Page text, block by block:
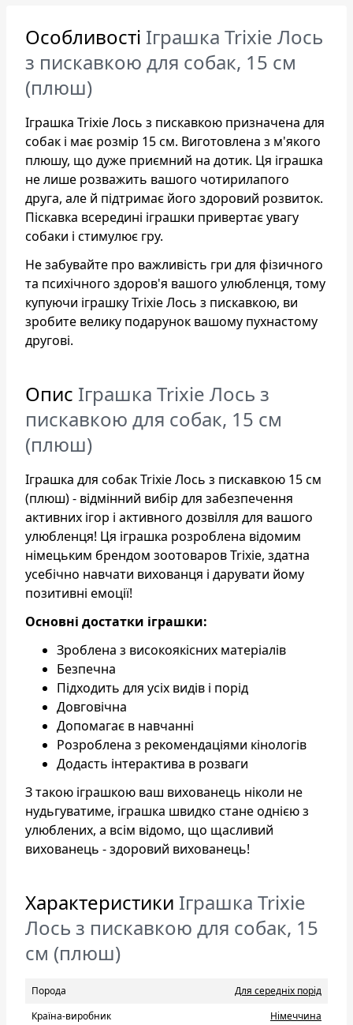
Особливості Іграшка Trixie Лось
з пискавкою для собак, 15 см
(плюш)
Іграшка Trixie Лось з пискавкою призначена для
собак і має розмір 15 см. Виготовлена з м'якого
плюшу, що дуже приємний на дотик. Ця іграшка
не лише розважить вашого чотирилапого
друга, але й підтримає його здоровий розвиток.
Піскавка всередині іграшки привертає увагу
собаки і стимулює гру.
Не забувайте про важливість гри для фізичного
та психічного здоров'я вашого улюбленця, тому
купуючи іграшку Trixie Лось з пискавкою, ви
зробите велику подарунок вашому пухнастому
другові.
Опис Іграшка Trixie Лось з
пискавкою для собак, 15 см
(плюш)
Іграшка для собак Trixie Лось з пискавкою 15 см
(плюш) - відмінний вибір для забезпечення
активних ігор і активного дозвілля для вашого
улюбленця! Ця іграшка розроблена відомим
німецьким брендом зоотоваров Trixie, здатна
усебічно навчати вихованця і дарувати йому
позитивні емоції!
Основні достатки іграшки:
Зроблена з високоякісних матеріалів
Безпечна
Підходить для усіх видів і порід
Довговічна
Допомагає в навчанні
Розроблена з рекомендаціями кінологів
Додасть інтерактива в розваги
З такою іграшкою ваш вихованець ніколи не
нудьгуватиме, іграшка швидко стане однією з
улюблених, а всім відомо, що щасливий
вихованець - здоровий вихованець!
Характеристики Іграшка Trixie
Лось з пискавкою для собак, 15
см (плюш)
Порода
Для середніх порід
Країна-виробник
Нiмеччина